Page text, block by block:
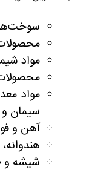
مواد
مواد
سیمان
آهن و
شیشه